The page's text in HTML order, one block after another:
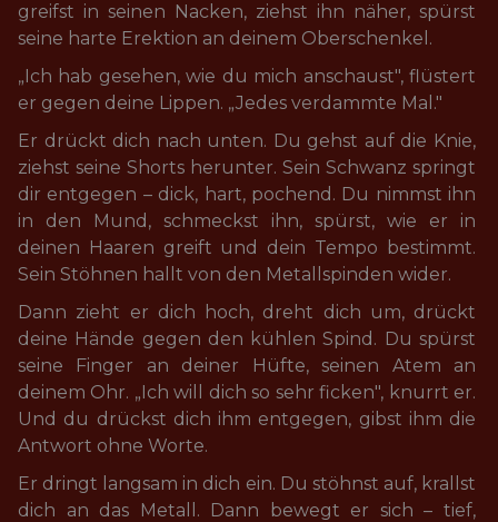
greifst in seinen Nacken, ziehst ihn näher, spürst
seine harte Erektion an deinem Oberschenkel.
„Ich hab gesehen, wie du mich anschaust", flüstert
er gegen deine Lippen. „Jedes verdammte Mal."
Er drückt dich nach unten. Du gehst auf die Knie,
ziehst seine Shorts herunter. Sein Schwanz springt
dir entgegen – dick, hart, pochend. Du nimmst ihn
in den Mund, schmeckst ihn, spürst, wie er in
deinen Haaren greift und dein Tempo bestimmt.
Sein Stöhnen hallt von den Metallspinden wider.
Dann zieht er dich hoch, dreht dich um, drückt
deine Hände gegen den kühlen Spind. Du spürst
seine Finger an deiner Hüfte, seinen Atem an
deinem Ohr. „Ich will dich so sehr ficken", knurrt er.
Und du drückst dich ihm entgegen, gibst ihm die
Antwort ohne Worte.
Er dringt langsam in dich ein. Du stöhnst auf, krallst
dich an das Metall. Dann bewegt er sich – tief,